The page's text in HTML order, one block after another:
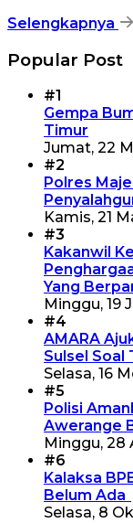
Selengkapnya
Popular Post
#1
Gempa
Timur
Jumat, 22
#2
Polres
Kamis, 21
#3
Kakanwil
Yang
Minggu, 19
#4
AMARA
Sulsel Soal
Selasa, 16
#5
Polisi
Awerange
Minggu, 28
#6
Kalaksa
Belum Ada
Selasa, 8